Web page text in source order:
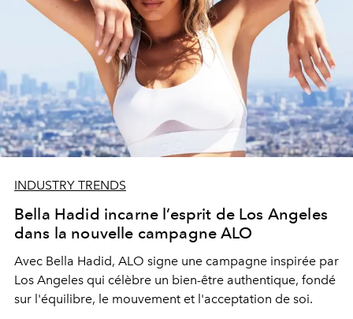
INDUSTRY TRENDS
Bella Hadid incarne l’esprit de Los Angeles
dans la nouvelle campagne ALO
Avec Bella Hadid, ALO signe une campagne inspirée par
Los Angeles qui célèbre un bien-être authentique, fondé
sur l'équilibre, le mouvement et l'acceptation de soi.